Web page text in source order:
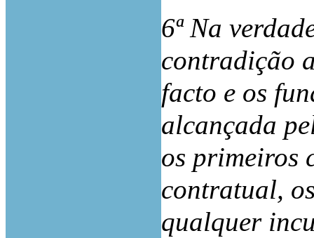
6ª Na
contradição
facto e os
alcançada
os primeiros
contratual,
qualquer